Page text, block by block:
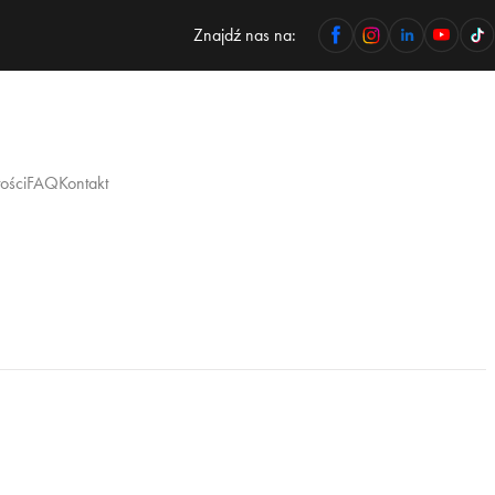
Znajdź nas na:
FAQKontakt